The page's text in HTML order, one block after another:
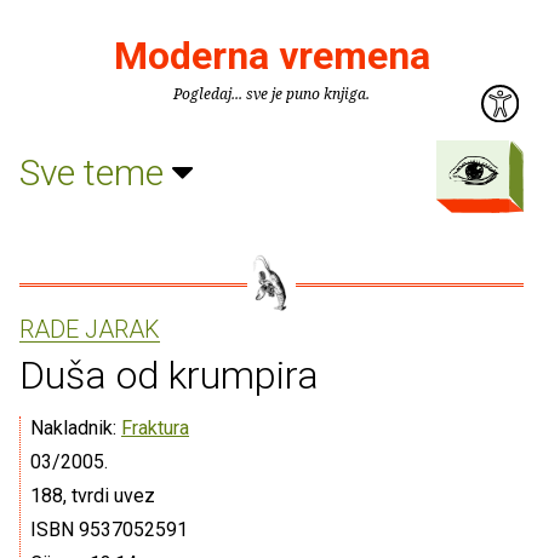
Moderna vremena
Pogledaj... sve je puno knjiga.
Sve teme
RADE JARAK
Duša od krumpira
Nakladnik: Fraktura
03/2005.
188, tvrdi uvez
ISBN 9537052591